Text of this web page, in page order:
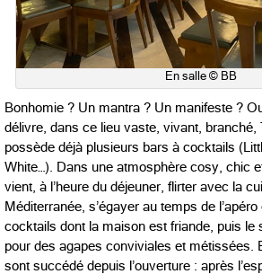
En salle © BB
Bonhomie ? Un mantra ? Un manifeste ?
délivre, dans ce lieu vaste, vivant, branché,
possède déjà plusieurs bars à cocktails
White…). Dans une atmosphère cosy, chic
vient, à l’heure du déjeuner, flirter avec la
Méditerranée, s’égayer au temps de
cocktails dont la maison est friande, puis le
pour des agapes conviviales et métissées.
sont succédé depuis l’ouverture : après